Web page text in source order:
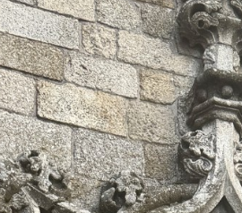
IGREJA
CONTACTOS